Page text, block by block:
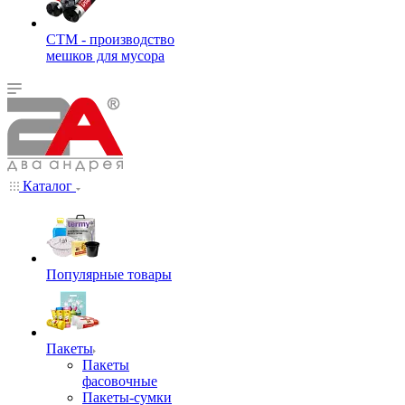
СТМ - производство
мешков для мусора
Каталог
Популярные товары
Пакеты
Пакеты
фасовочные
Пакеты-сумки